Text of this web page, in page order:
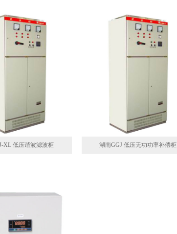
XL 低压谐波滤波柜 湖南GGJ 低压无功功率补偿柜